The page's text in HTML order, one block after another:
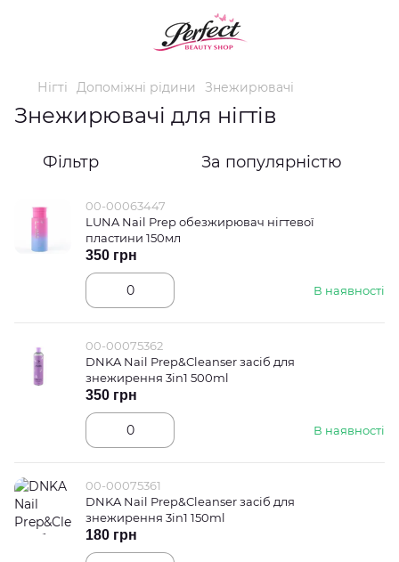
Нігті Допоміжні рідини Знежирювачі
Знежирювачі для нігтів
Фільтр За популярністю
00-00063447
LUNA Nail Prep обезжирювач нігтевої
пластини 150мл
В наявності
350 грн
00-00075362
DNKA Nail Prep&Cleanser засіб для
знежирення 3in1 500ml
В наявності
350 грн
00-00075361
DNKA Nail Prep&Cleanser засіб для
знежирення 3in1 150ml
180 грн